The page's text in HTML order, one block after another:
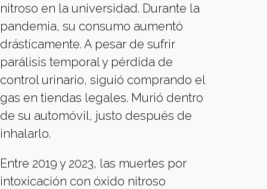
nitroso en la universidad. Durante la
pandemia, su consumo aumentó
drásticamente. A pesar de sufrir
parálisis temporal y pérdida de
control urinario, siguió comprando el
gas en tiendas legales. Murió dentro
de su automóvil, justo después de
inhalarlo.
Entre 2019 y 2023, las muertes por
intoxicación con óxido nitroso